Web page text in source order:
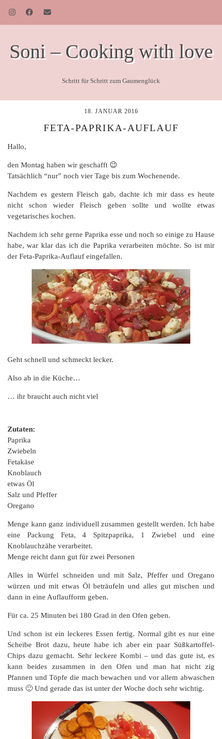
Soni – Cooking with love
Schritt für Schritt zum Gaumenglück
18. JANUAR 2016
FETA-PAPRIKA-AUFLAUF
Hallo,
den Montag haben wir geschafft 😉
Tatsächlich “nur” noch vier Tage bis zum Wochenende.
Nachdem es gestern Fleisch gab, dachte ich mir dass es heute
nicht schon wieder Fleisch geben sollte und wollte etwas
vegetarisches kochen.
Nachdem ich sehr gerne Paprika esse und noch so einige zu Hause
habe, war klar das ich die Paprika verarbeiten möchte. So ist mir
der Feta-Paprika-Auflauf eingefallen.
Geht schnell und schmeckt lecker.
Also ab in die Küche…
… ihr braucht auch nicht viel
Zutaten:
Paprika
Zwiebeln
Fetakäse
Knoblauch
etwas Öl
Salz und Pfeffer
Oregano
Menge kann ganz individuell zusammen gestellt werden. Ich habe
eine Packung Feta, 4 Spitzpaprika, 1 Zwiebel und eine
Knoblauchzähe verarbeitet.
Menge reicht dann gut für zwei Personen
Alles in Würfel schneiden und mit Salz, Pfeffer und Oregano
würzen und mit etwas Öl beträufeln und alles gut mischen und
dann in eine Auflaufform geben.
Für ca. 25 Minuten bei 180 Grad in den Ofen geben.
Und schon ist ein leckeres Essen fertig. Normal gibt es nur eine
Scheibe Brot dazu, heute habe ich aber ein paar Süßkartoffel-
Chips dazu gemacht. Sehr leckere Kombi – und das gute ist, es
kann beides zusammen in den Ofen und man hat nicht zig
Pfannen und Töpfe die mach bewachen und vor allem abwaschen
muss 🙂 Und gerade das ist unter der Woche doch sehr wichtig.